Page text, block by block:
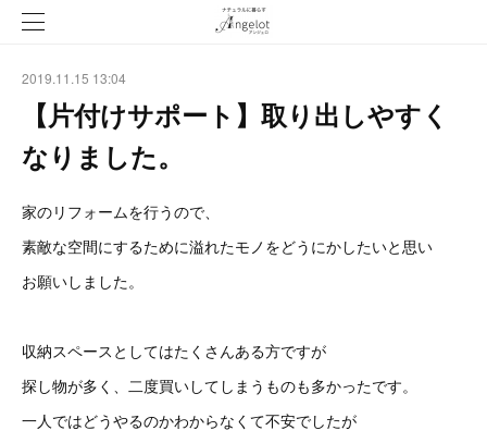
2019.11.15 13:04
【片付けサポート】取り出しやすく
なりました。
家のリフォームを行うので、
素敵な空間にするために溢れたモノをどうにかしたいと思い
お願いしました。
収納スペースとしてはたくさんある方ですが
探し物が多く、二度買いしてしまうものも多かったです。
一人ではどうやるのかわからなくて不安でしたが